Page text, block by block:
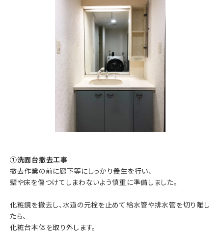
①洗面台撤去工事
撤去作業の前に廊下等にしっかり養生を行い、
壁や床を傷つけてしまわないよう慎重に準備しました。
化粧鏡を撤去し、水道の元栓を止めて給水管や排水管を切り離し
たら、
化粧台本体を取り外します。